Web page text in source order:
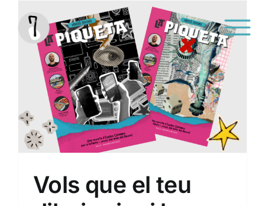
contenido
Sin categoría
Vols que el teu